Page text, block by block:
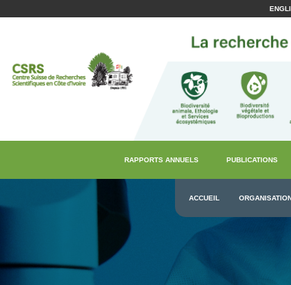
RAPPORTS ANNUELS PUBLICATIONS
ACCUEIL